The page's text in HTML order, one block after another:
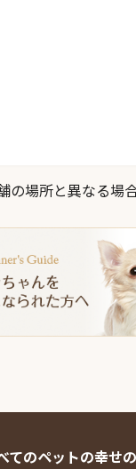
場所と異なる場
てのペットの幸せ